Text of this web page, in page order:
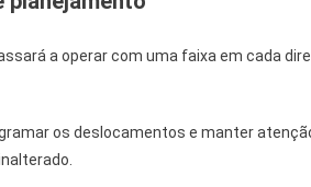
a operar com uma faixa em cada
os deslocamentos e manter